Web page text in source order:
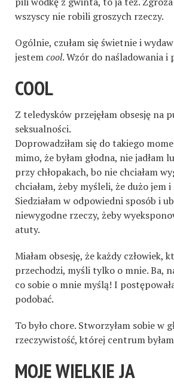
wszyscy nie robili groszych rzeczy.
Ogólnie, czułam się świetnie i
jestemcool. Wzór do naśladowania i
COOL
Z teledysków przejęłam obsesję na
seksualności.
Doprowadziłam się do takiego
mimo, że byłam głodna, nie jadłam
przy chłopakach, bo nie chciałam
chciałam, żeby myśleli, że dużo jem
Siedziałam w odpowiedni sposób i
niewygodne rzeczy, żeby
atuty.
Miałam obsesję, że każdy człowiek,
przechodzi, myśli tylko o mnie. Ba,
co sobie o mnie myślą! I
podobać.
To było chore. Stworzyłam sobie w
rzeczywistość, której centrum
MOJE WIELKIE JA